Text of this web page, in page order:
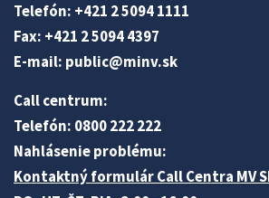
Telefón: +421 2 5094 1111
Fax: +421 2 5094 4397
E-mail: public@minv.sk
Call centrum:
Telefón: 0800 222 222
Nahlásenie problému:
Kontaktný formulár Call Centra MV